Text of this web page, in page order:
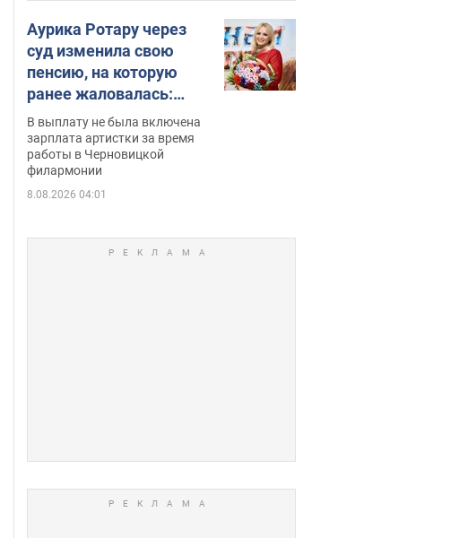
Аурика Ротару через
суд изменила свою
пенсию, на которую
ранее жаловалась:
сколько получала
певица
В выплату не была включена
зарплата артистки за время
работы в Черновицкой
филармонии
8.08.2026 04:01